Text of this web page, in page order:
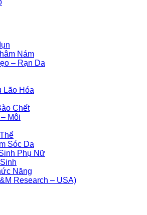
Nám
– Rạn Da
Lão Hóa
Chết
Môi
Sóc Da
Phụ Nữ
Năng
Research – USA)